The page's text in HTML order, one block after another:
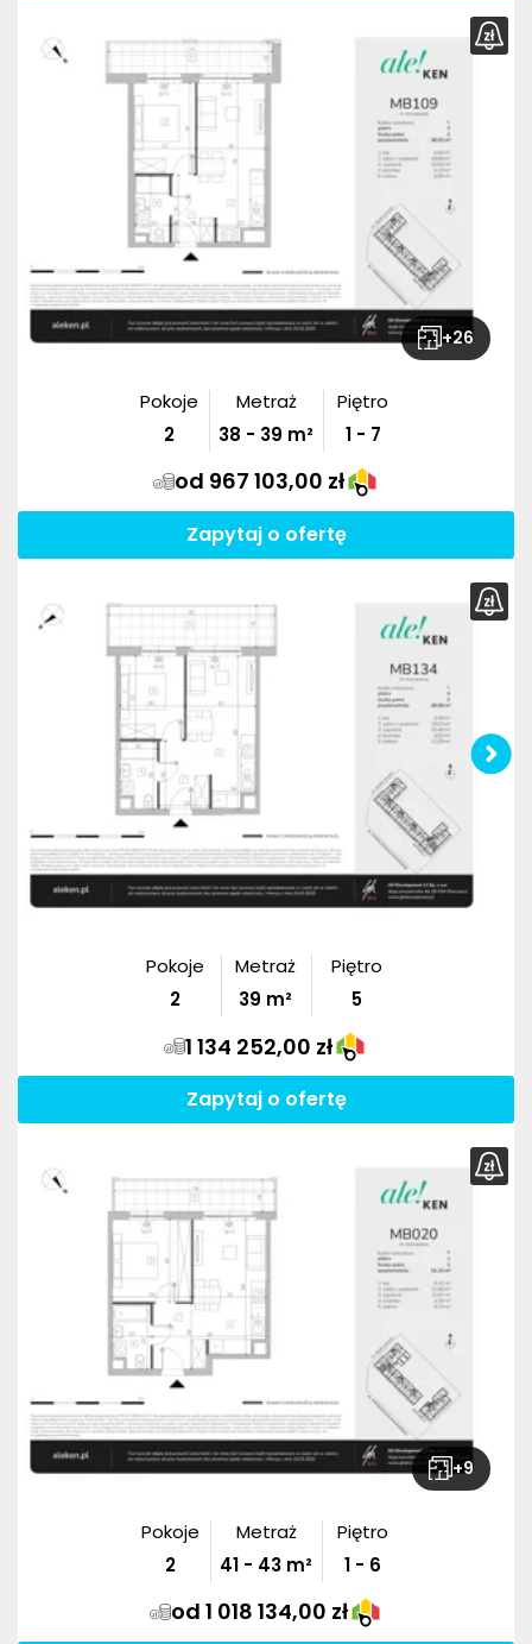
+26
Pokoje
2
Metraż
38 - 39 m²
Piętro
1 - 7
od 967 103,00 zł
Zapytaj o ofertę
Pokoje
2
Metraż
39 m²
Piętro
5
1 134 252,00 zł
Zapytaj o ofertę
+9
Pokoje
2
Metraż
41 - 43 m²
Piętro
1 - 6
od 1 018 134,00 zł